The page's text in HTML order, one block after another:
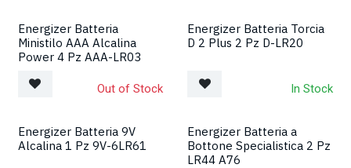
Energizer Batteria
Ministilo AAA Alcalina
Power 4 Pz AAA-LR03
Out of Stock
Energizer Batteria Torcia
D 2 Plus 2 Pz D-LR20
In Stock
Energizer Batteria 9V
Alcalina 1 Pz 9V-6LR61
Energizer Batteria a
Bottone Specialistica 2 Pz
LR44 A76